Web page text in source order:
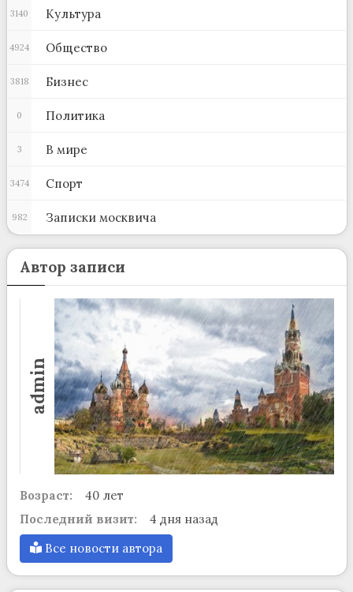
Культура
3140
Общество
4924
Бизнес
3818
Политика
0
В мире
3
Спорт
3474
Записки москвича
982
Автор записи
admin
Возраст:
40 лет
Последний визит:
4 дня назад
Все новости автора